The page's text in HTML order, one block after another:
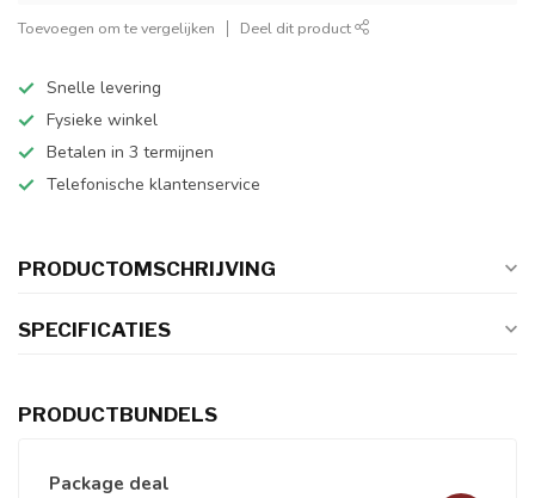
Toevoegen om te vergelijken Deel dit product
Snelle levering
Fysieke winkel
Betalen in 3 termijnen
Telefonische klantenservice
PRODUCTOMSCHRIJVING
SPECIFICATIES
PRODUCTBUNDELS
Package deal